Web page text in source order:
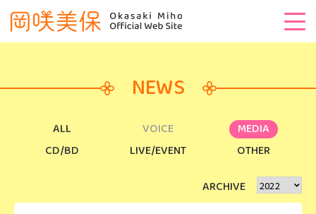
NEWS
ALL VOICE
MEDIA
CD/BD
LIVE/EVENT OTHER
ARCHIVE